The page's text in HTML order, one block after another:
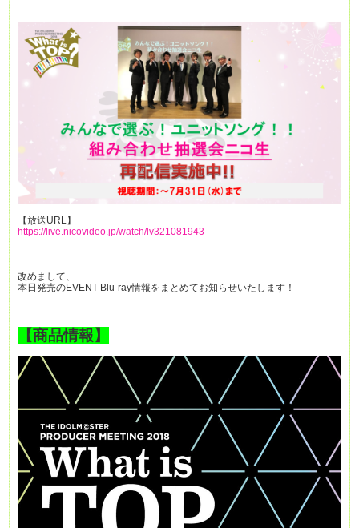
【放送URL】
https://live.nicovideo.jp/watch/lv321081943
改めまして、
本日発売のEVENT Blu-ray情報をまとめてお知らせいたします！
【商品情報】